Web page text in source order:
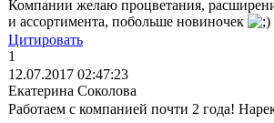
Компании желаю процветания,
и ассортимента, побольше новиночек
Цитировать
1
12.07.2017 02:47:23
Екатерина Соколова
Работаем с компанией почти 2 года!